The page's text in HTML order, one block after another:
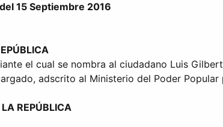
15 Septiembre 2016
el cual se nombra al ciudadano Luis
adscrito al Ministerio del Poder
REPÚBLICA